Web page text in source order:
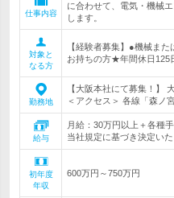
仕事内容
に合わせて、電気・機械
します。
対象と
なる方
【経験者募集】●機械ま
お持ちの方★年間休日
勤務地
【大阪本社にて募集！】
＜アクセス＞ 各線「森ノ
給与
月給：30万円以上＋各種
当社規定に基づき決定い
初年度
年収
600万円～750万円